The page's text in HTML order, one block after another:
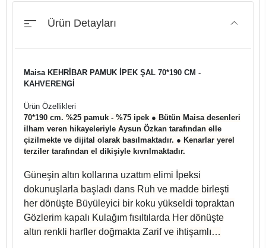
Ürün Detayları
Maisa KEHRİBAR PAMUK İPEK ŞAL 70*190 CM -
KAHVERENGİ
Ürün Özellikleri
70*190 cm. %25 pamuk - %75 ipek ● Bütün Maisa desenleri
ilham veren hikayeleriyle Aysun Özkan tarafından elle
çizilmekte ve dijital olarak basılmaktadır. ● Kenarlar yerel
terziler tarafından el dikişiyle kıvrılmaktadır.
Güneşin altın kollarına uzattım elimi İpeksi
dokunuşlarla başladı dans Ruh ve madde birleşti
her dönüşte Büyüleyici bir koku yükseldi topraktan
Gözlerim kapalı Kulağım fısıltılarda Her dönüşte
altın renkli harfler doğmakta Zarif ve ihtişamlı…